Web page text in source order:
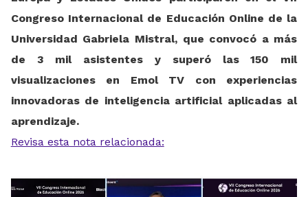
Congreso Internacional de Educación Online de la
Universidad Gabriela Mistral, que convocó a más
de 3 mil asistentes y superó las 150 mil
visualizaciones en Emol TV con experiencias
innovadoras de inteligencia artificial aplicadas al
aprendizaje.
Revisa esta nota relacionada: